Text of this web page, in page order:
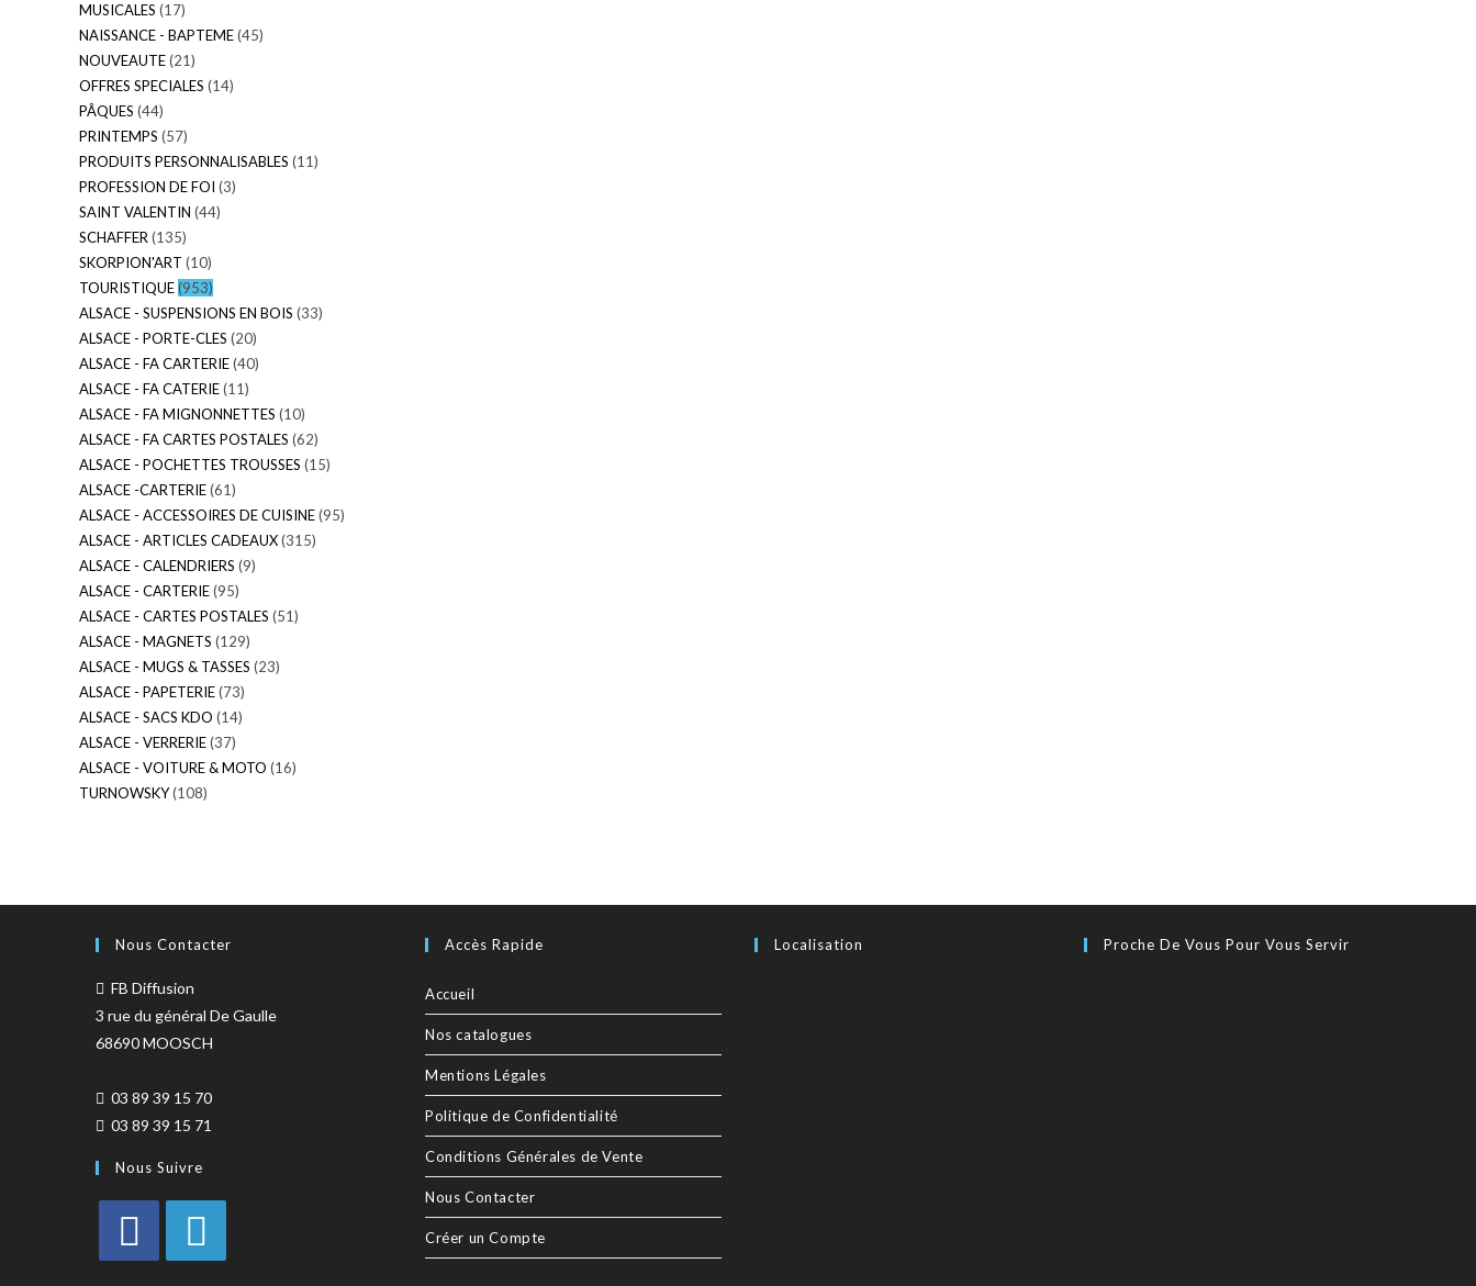
MUSICALES (17)
NAISSANCE - BAPTEME(45)
NOUVEAUTE(21)
OFFRES SPECIALES (14)
PÂQUES (44)
PRINTEMPS (57)
PRODUITS PERSONNALISABLES (11)
PROFESSION DE FOI (3)
SAINT VALENTIN (44)
SCHAFFER (135)
SKORPION'ART (10)
TOURISTIQUE(953)
ALSACE - SUSPENSIONS EN BOIS (33)
ALSACE - PORTE-CLES (20)
ALSACE - FA CARTERIE(40)
ALSACE - FA CATERIE(11)
ALSACE - FA MIGNONNETTES (10)
ALSACE - FA CARTES POSTALES (62)
ALSACE - POCHETTES TROUSSES (15)
ALSACE -CARTERIE(61)
ALSACE - ACCESSOIRES DE CUISINE(95)
ALSACE - ARTICLES CADEAUX(315)
ALSACE - CALENDRIERS (9)
ALSACE - CARTERIE(95)
ALSACE - CARTES POSTALES (51)
ALSACE - MAGNETS (129)
ALSACE - MUGS & TASSES (23)
ALSACE - PAPETERIE(73)
ALSACE - SACS KDO (14)
ALSACE - VERRERIE(37)
ALSACE - VOITURE & MOTO (16)
TURNOWSKY(108)
Nous Contacter
FB Diffusion
3 rue du général De Gaulle
68690 MOOSCH
03 89 39 15 70
03 89 39 15 71
Nous Suivre
Accès Rapide
Accueil
Nos catalogues
Mentions Légales
Politique de Confidentialité
Conditions Générales de Vente
Nous Contacter
Créer un Compte
Localisation Proche De Vous Pour Vous Servir